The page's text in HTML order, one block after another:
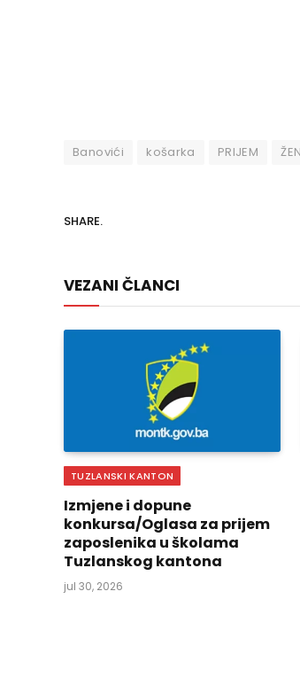
Banovići košarka PRIJEM
SHARE.
VEZANI ČLANCI
TUZLANSKI KANTON
Izmjene i dopune
konkursa/Oglasa za prijem
zaposlenika u školama
Tuzlanskog kantona
jul 30, 2026